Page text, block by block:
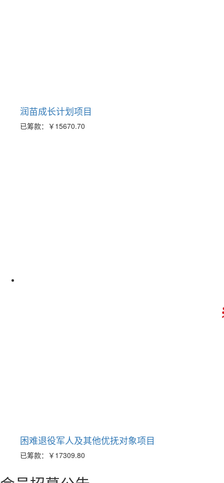
润苗成长计划项目
已筹款： ￥15670.70
困难退役军人及其他优抚对象项目
已筹款： ￥17309.80